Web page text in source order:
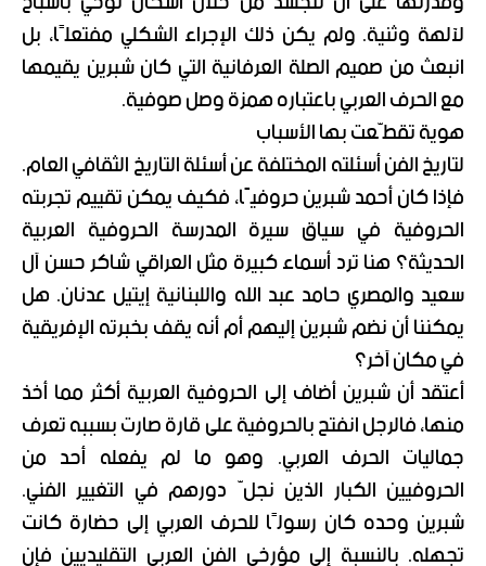
لآلهة وثنية. ولم يكن ذلك الإجراء الشكلي مفتعلًا، بل
انبعث من صميم الصلة العرفانية التي كان شبرين يقيمها
مع الحرف العربي باعتباره همزة وصل صوفية.
هوية تقطّعت بها الأسباب
لتاريخ الفن أسئلته المختلفة عن أسئلة التاريخ الثقافي العام.
فإذا كان أحمد شبرين حروفيًا، فكيف يمكن تقييم تجربته
الحروفية في سياق سيرة المدرسة الحروفية العربية
الحديثة؟ هنا ترد أسماء كبيرة مثل العراقي شاكر حسن آل
سعيد والمصري حامد عبد الله واللبنانية إيتيل عدنان. هل
يمكننا أن نضم شبرين إليهم أم أنه يقف بخبرته الإفريقية
في مكان آخر؟
أعتقد أن شبرين أضاف إلى الحروفية العربية أكثر مما أخذ
منها، فالرجل انفتح بالحروفية على قارة صارت بسببه تعرف
جماليات الحرف العربي. وهو ما لم يفعله أحد من
الحروفيين الكبار الذين نجلّ دورهم في التغيير الفني.
شبرين وحده كان رسولًا للحرف العربي إلى حضارة كانت
تجهله. بالنسبة إلى مؤرخي الفن العربي التقليديين فإن